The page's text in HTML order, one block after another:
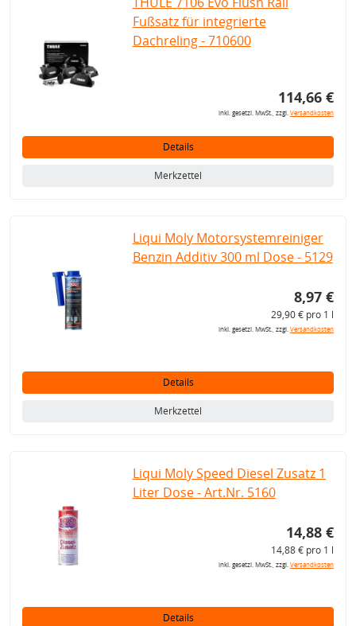
Fußsatz für integrierte
Dachreling - 710600
114,66 €
inkl. gesetzl. MwSt., zzgl.Versandkosten
Details
Merkzettel
Liqui Moly Motorsystemreiniger
Benzin Additiv 300 ml Dose - 5129
8,97 €
29,90 € pro 1 l
inkl. gesetzl. MwSt., zzgl.Versandkosten
Details
Merkzettel
Liqui Moly Speed Diesel Zusatz 1
Liter Dose - Art.Nr. 5160
14,88 €
14,88 € pro 1 l
inkl. gesetzl. MwSt., zzgl.Versandkosten
Details